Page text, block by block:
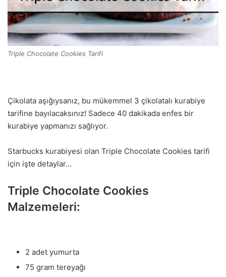
Triple Chocolate Cookies Tarifi
Çikolata aşığıysanız, bu mükemmel 3 çikolatalı kurabiye
tarifine bayılacaksınız! Sadece 40 dakikada enfes bir
kurabiye yapmanızı sağlıyor.
Starbucks kurabiyesi olan Triple Chocolate Cookies tarifi
için işte detaylar…
Triple Chocolate Cookies
Malzemeleri:
2 adet yumurta
75 gram tereyağı